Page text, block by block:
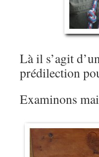
Là il s’agit
prédilection
Examinons